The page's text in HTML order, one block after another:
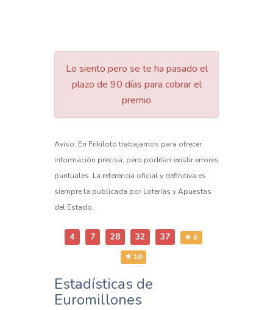
Lo siento pero se te ha pasado el
plazo de 90 días para cobrar el
premio
Aviso: En Frikiloto trabajamos para ofrecer
información precisa, pero podrían existir errores
puntuales. La referencia oficial y definitiva es
siempre la publicada por Loterías y Apuestas
del Estado.
4 7 28 32 37
★ 5
★ 10
Estadísticas de
Euromillones